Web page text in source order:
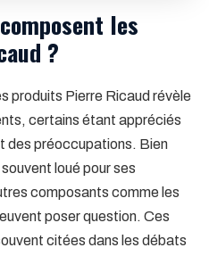
les
?
produits Pierre Ricaud révèle
certains étant appréciés
des préoccupations. Bien
loué pour ses
composants comme les
poser question. Ces
citées dans les débats